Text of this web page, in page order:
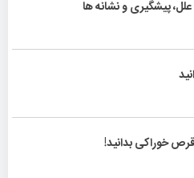
پیشگیری و نشانه ها
قرص خوراکی بدانید!